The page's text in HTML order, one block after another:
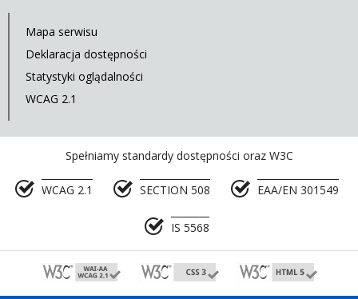
Mapa serwisu
Deklaracja dostępności
Statystyki oglądalności
WCAG 2.1
Spełniamy standardy dostępności oraz W3C
WCAG 2.1 SECTION 508 EAA/EN 301549
IS 5568